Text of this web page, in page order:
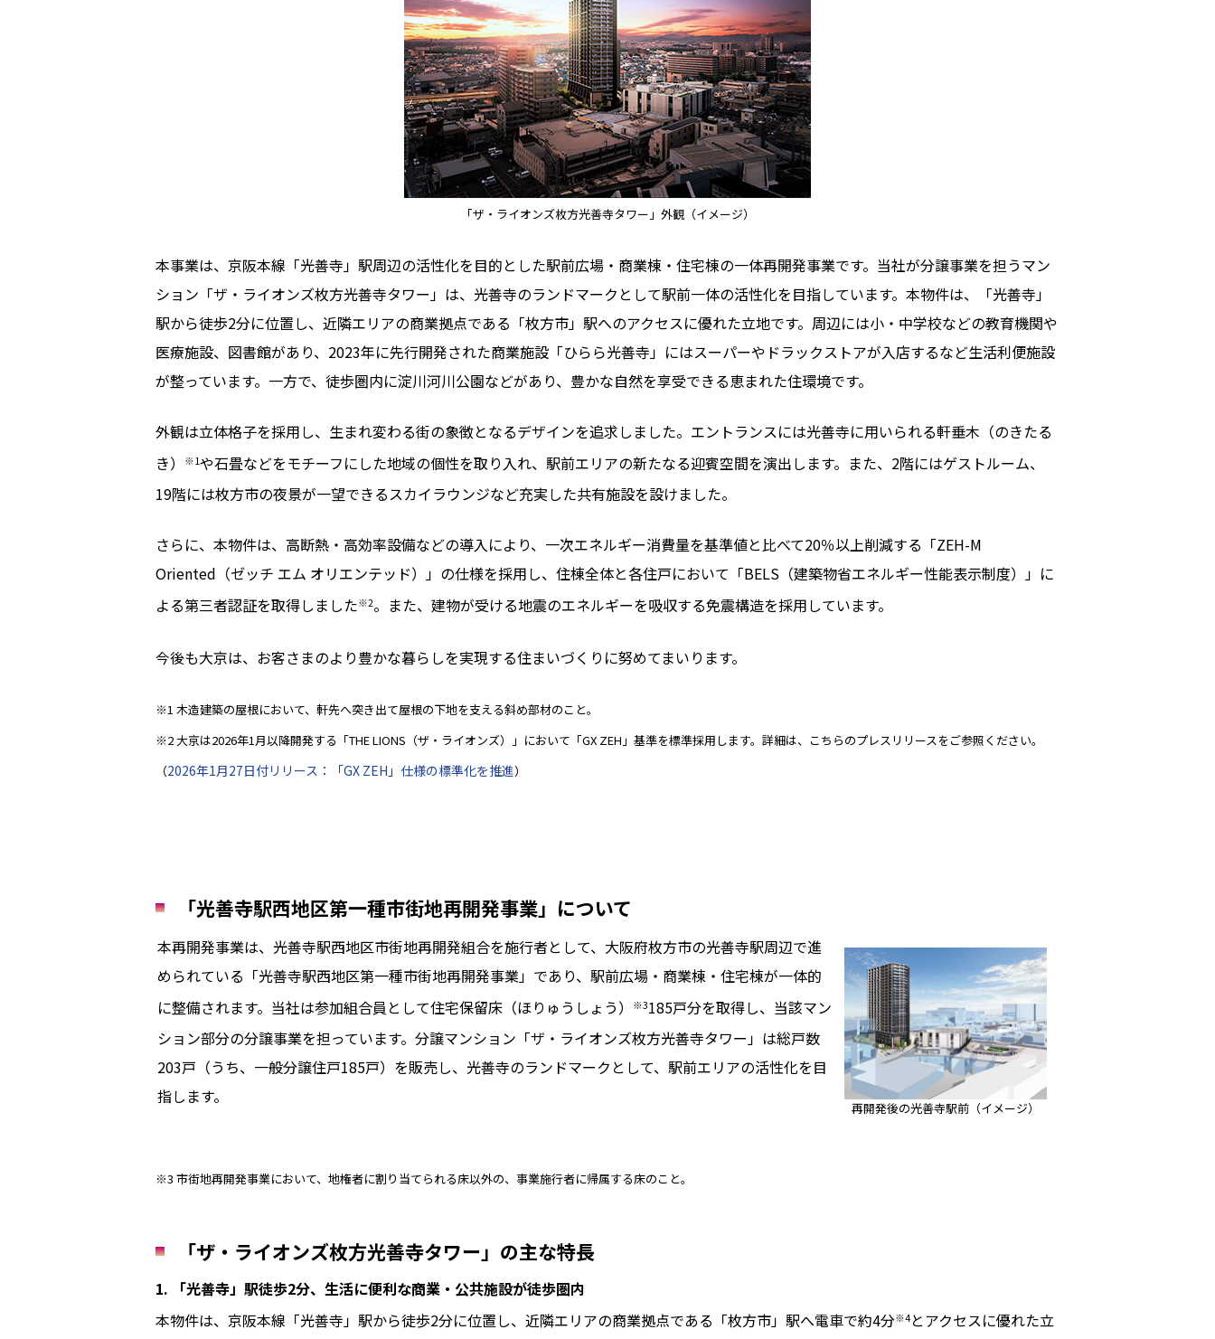
「ザ・ライオンズ枚方光善寺タワー」外観（イメージ）
本事業は、京阪本線「光善寺」駅周辺の活性化を目的とした駅前広場・商業棟・住宅棟の一体再開発事業です。当社が分譲事業を担うマン
ション「ザ・ライオンズ枚方光善寺タワー」は、光善寺のランドマークとして駅前一体の活性化を目指しています。本物件は、「光善寺」
駅から徒歩2分に位置し、近隣エリアの商業拠点である「枚方市」駅へのアクセスに優れた立地です。周辺には小・中学校などの教育機関や
医療施設、図書館があり、2023年に先行開発された商業施設「ひらら光善寺」にはスーパーやドラックストアが入店するなど生活利便施設
が整っています。一方で、徒歩圏内に淀川河川公園などがあり、豊かな自然を享受できる恵まれた住環境です。
外観は立体格子を採用し、生まれ変わる街の象徴となるデザインを追求しました。エントランスには光善寺に用いられる軒垂木（のきたる
き）
※1や石畳などをモチーフにした地域の個性を取り入れ、駅前エリアの新たなる迎賓空間を演出します。また、2階にはゲストルーム、
19階には枚方市の夜景が一望できるスカイラウンジなど充実した共有施設を設けました。
さらに、本物件は、高断熱・高効率設備などの導入により、一次エネルギー消費量を基準値と比べて20％以上削減する「ZEH-M
Oriented（ゼッチ エム オリエンテッド）」の仕様を採用し、住棟全体と各住戸において「BELS（建築物省エネルギー性能表示制度）」に
よる第三者認証を取得しました※2。また、建物が受ける地震のエネルギーを吸収する免震構造を採用しています。
今後も大京は、お客さまのより豊かな暮らしを実現する住まいづくりに努めてまいります。
※1 木造建築の屋根において、軒先へ突き出て屋根の下地を支える斜め部材のこと。
※2 大京は2026年1月以降開発する「THE LIONS（ザ・ライオンズ）」において「GX ZEH」基準を標準採用します。詳細は、こちらのプレスリリースをご参照ください。
（2026年1月27日付リリース：「GX ZEH」仕様の標準化を推進）
「光善寺駅西地区第一種市街地再開発事業」について
本再開発事業は、光善寺駅西地区市街地再開発組合を施行者として、大阪府枚方市の光善寺駅周辺で進
められている「光善寺駅西地区第一種市街地再開発事業」であり、駅前広場・商業棟・住宅棟が一体的
に整備されます。当社は参加組合員として住宅保留床（ほりゅうしょう）
※3185戸分を取得し、当該マン
ション部分の分譲事業を担っています。分譲マンション「ザ・ライオンズ枚方光善寺タワー」は総戸数
203戸（うち、一般分譲住戸185戸）を販売し、光善寺のランドマークとして、駅前エリアの活性化を目
指します。
再開発後の光善寺駅前（イメージ）
※3 市街地再開発事業において、地権者に割り当てられる床以外の、事業施行者に帰属する床のこと。
「ザ・ライオンズ枚方光善寺タワー」の主な特長
1. 「光善寺」駅徒歩2分、生活に便利な商業・公共施設が徒歩圏内
本物件は、京阪本線「光善寺」駅から徒歩2分に位置し、近隣エリアの商業拠点である「枚方市」駅へ電車で約4分※4とアクセスに優れた立